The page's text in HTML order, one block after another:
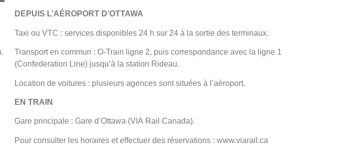
.
DEPUIS L’AÉROPORT D’OTTAWA
Taxi ou VTC : services disponibles 24 h sur 24 à la sortie des terminaux.
Transport en commun : O-Train ligne 2, puis correspondance avec la ligne 1
(Confederation Line) jusqu’à la station Rideau.
Location de voitures : plusieurs agences sont situées à l’aéroport.
EN TRAIN
Gare principale : Gare d’Ottawa (VIA Rail Canada).
Pour consulter les horaires et effectuer des réservations : www.viarail.ca